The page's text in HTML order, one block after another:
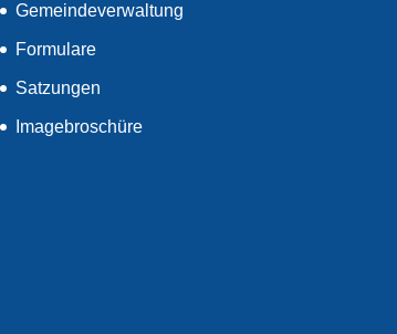
Gemeindeverwaltung
Formulare
Satzungen
Imagebroschüre